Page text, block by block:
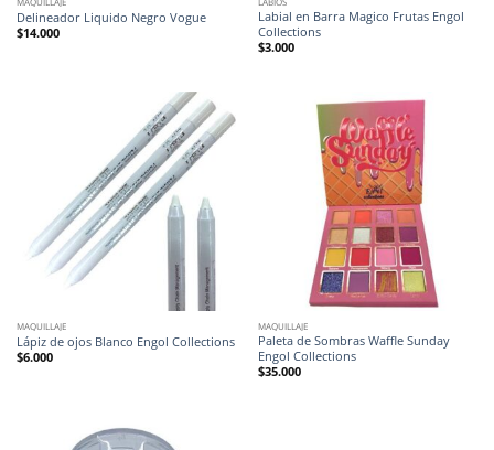
Delineador Liquido Negro Vogue
$14.000
Labial en Barra Magico Frutas Engol
Collections
$3.000
MAQUILLAJE
Lápiz de ojos Blanco Engol Collections
$6.000
MAQUILLAJE
Paleta de Sombras Waffle Sunday
Engol Collections
$35.000